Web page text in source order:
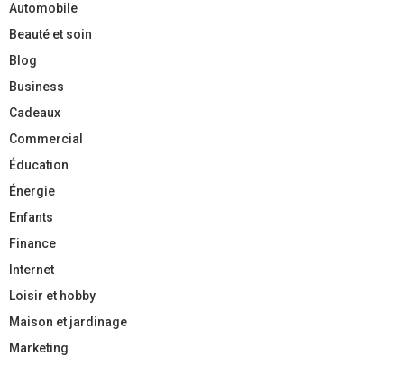
Automobile
Beauté et soin
Blog
Business
Cadeaux
Commercial
Éducation
Énergie
Enfants
Finance
Internet
Loisir et hobby
Maison et jardinage
Marketing